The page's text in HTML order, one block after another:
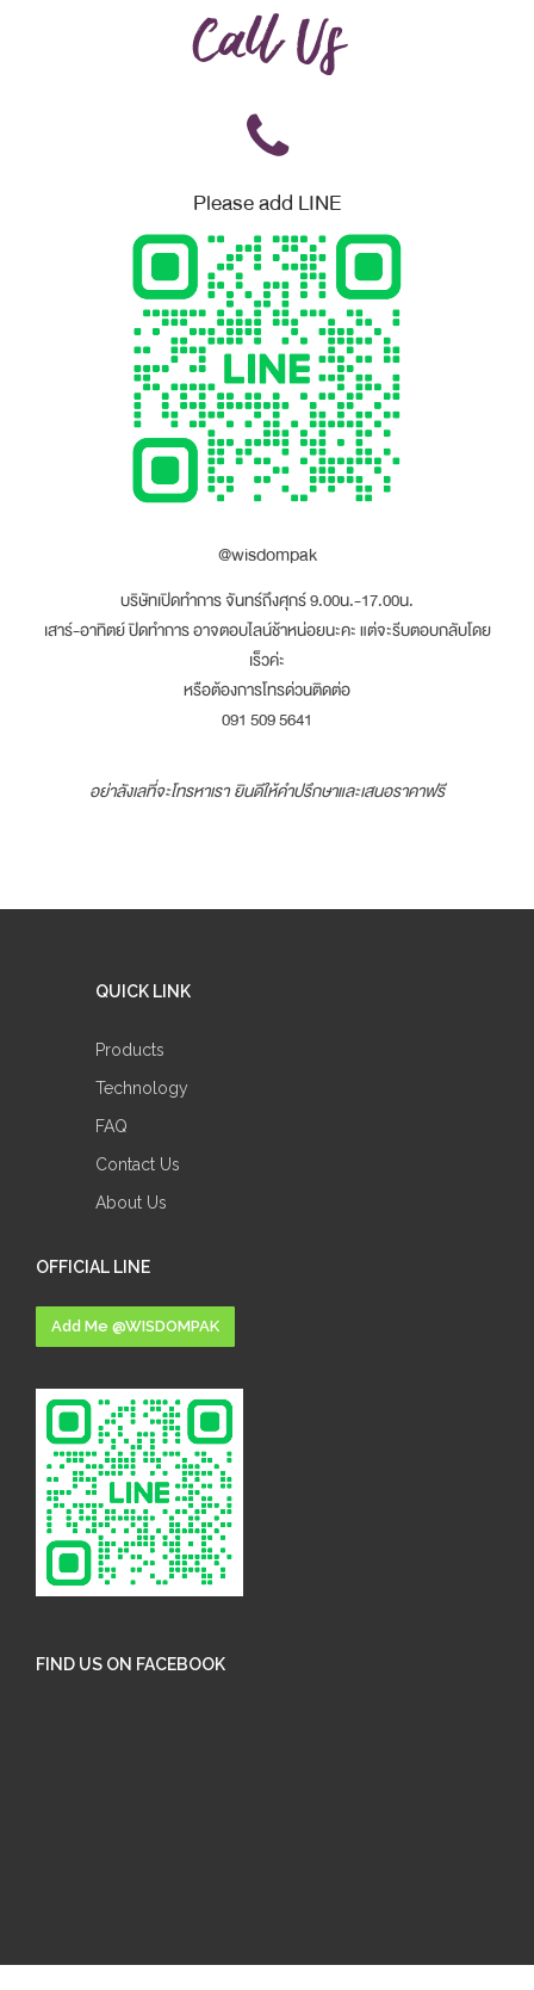
Call Us
Please add LINE
@wisdompak
บริษัทเปิดทำการ จันทร์ถึงศุกร์ 9.00น.-17.00น.
เสาร์-อาทิตย์ ปิดทำการ อาจตอบไลน์ช้าหน่อยนะคะ แต่จะรีบตอบกลับโดย
เร็วค่ะ
หรือต้องการโทรด่วนติดต่อ
091 509 5641
อย่าลังเลที่จะโทรหาเรา ยินดีให้คำปรึกษาและเสนอราคาฟรี
QUICK LINK
Products
Technology
FAQ
Contact Us
About Us
OFFICIAL LINE
Add Me @WISDOMPAK
FIND US ON FACEBOOK